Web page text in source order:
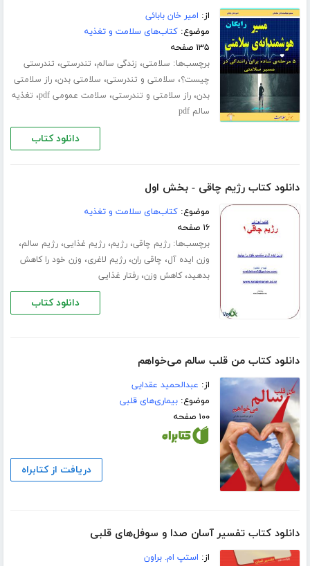
از: امیر خان بابائی
موضوع:کتاب‌های سلامت و تغذیه
۱۳۵ صفحه
برچسب‌ها: سلامتی، زندگی سالم، تندرستی، تندرستی
چیست؟، سلامتی و تندرستی، سلامتی بدن،راز سلامتی
بدن،راز سلامتی و تندرستی، سلامت عمومی pdf ، تغذیه
سالم pdf
دانلود کتاب
دانلود کتاب رژیم چاقی - بخش اول
موضوع:کتاب‌های سلامت و تغذیه
۱۶ صفحه
برچسب‌ها:رژیم چاقی،رژیم،رژیم غذایی،رژیم سالم،
وزن ایده آل، چاقی ران،رژیم لاغری، وزن خود را کاهش
بدهید،کاهش وزن،رفتار غذایی
دانلود کتاب
دانلود کتاب من قلب سالم می‌خواهم
از: عبدالحمید عقدایی
موضوع:بیماری‌های قلبی
۱۰۰ صفحه
دریافت از کتابراه
دانلود کتاب تفسیر آسان صدا و سوفل‌های قلبی
از: استپ ام. براون